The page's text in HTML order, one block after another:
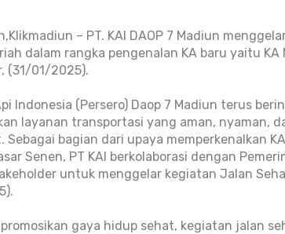
– PT. KAI DAOP 7 Madiun
dalam rangka pengenalan KA baru yaitu KA
(31/01/2025).
Indonesia (Persero) Daop 7 Madiun terus
layanan transportasi yang aman, nyaman,
Sebagai bagian dari upaya memperkenalkan
Senen, PT KAI berkolaborasi dengan
untuk menggelar kegiatan Jalan
gaya hidup sehat, kegiatan jalan